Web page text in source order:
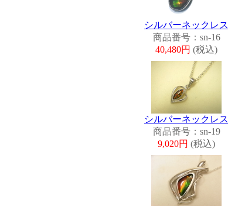
シルバーネックレス
商品番号：sn-16
40,480円 (税込)
シルバーネックレス
商品番号：sn-19
9,020円 (税込)